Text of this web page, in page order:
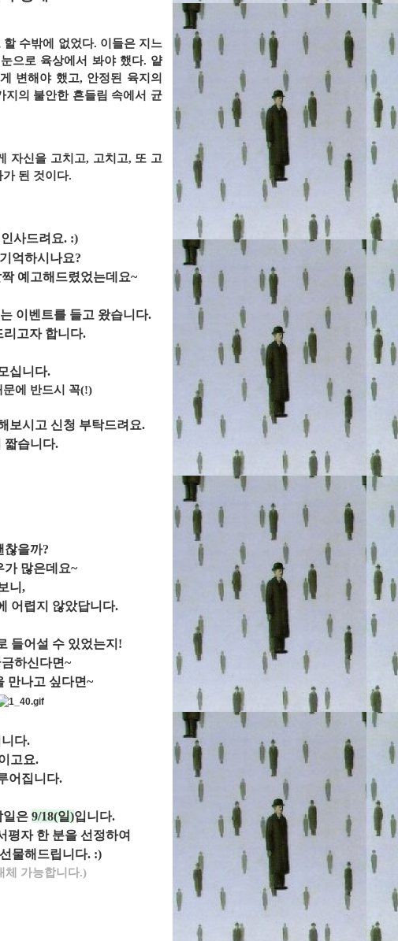
수밖에 없었다. 이들은 지느
으로 육상에서 봐야 했다. 얕
변해야 했고, 안정된 육지의
지의 불안한 흔들림 속에서 균
자신을 고치고, 고치고, 또 고
된 것이다.
사드려요. :)
억하시나요?
예고해드렸었는데요~
이벤트를 들고 왔습니다.
고자 합니다.
십니다.
에 반드시 꼭(!)
보시고 신청 부탁드려요.
짧습니다.
찮을까?
가 많은데요~
니,
어렵지 않았답니다.
들어설 수 있었는지!
하신다면~
만나고 싶다면~
다.
고요.
어집니다.
일은 9/18(일)입니다.
평자 한 분을 선정하여
물해드립니다. :)
체 가능합니다.)